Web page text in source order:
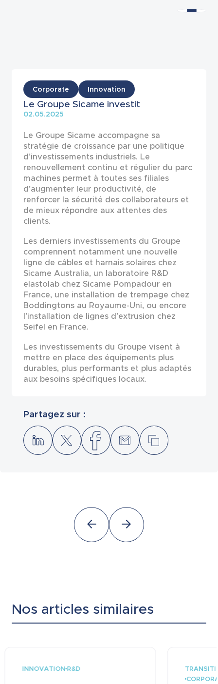
Actualités
Corporate Innovation
Le Groupe Sicame investit
02.05.2025
Partagez sur :
Le Groupe Sicame accompagne sa
stratégie de croissance par une politique
d’investissements industriels. Le
renouvellement continu et régulier du parc
machines permet à toutes ses filiales
d’augmenter leur productivité, de
renforcer la sécurité des collaborateurs et
de mieux répondre aux attentes des
clients.
Les derniers investissements du Groupe
comprennent notamment une nouvelle
ligne de câbles et harnais solaires chez
Sicame Australia, un laboratoire R&D
elastolab chez Sicame Pompadour en
France, une installation de trempage chez
Boddingtons au Royaume-Uni, ou encore
l’installation de lignes d’extrusion chez
Seifel en France.
Les investissements du Groupe visent à
mettre en place des équipements plus
durables, plus performants et plus adaptés
aux besoins spécifiques locaux.
Nos articles similaires
INNOVATIONR&D